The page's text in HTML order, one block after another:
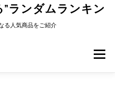
”ランダムランキン
る人気商品をご紹介
メニュー